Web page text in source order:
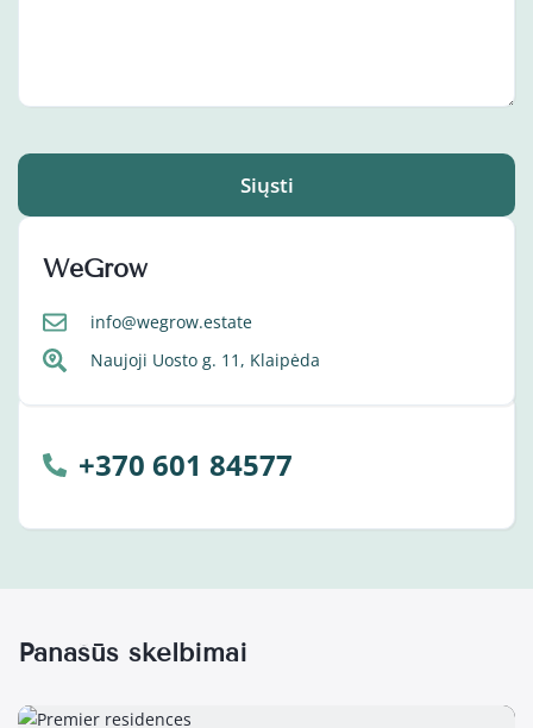
Siųsti
WeGrow
info@wegrow.estate
Naujoji Uosto g. 11, Klaipėda
+370 601 84577
Panašūs skelbimai